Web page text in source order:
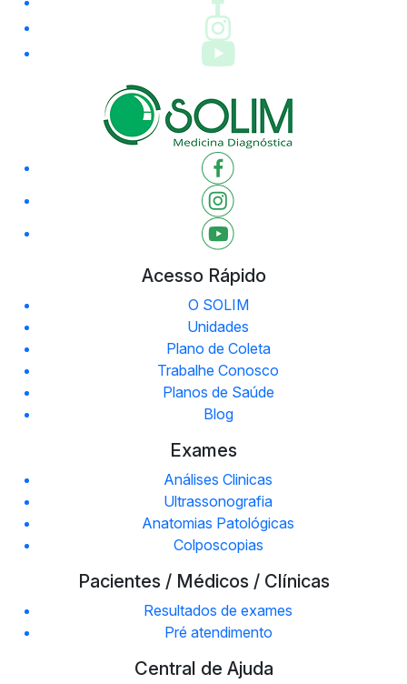
Acesso Rápido
O SOLIM
Unidades
Plano de Coleta
Trabalhe Conosco
Planos de Saúde
Blog
Exames
Análises Clinicas
Ultrassonografia
Anatomias Patológicas
Colposcopias
Pacientes / Médicos / Clínicas
Resultados de exames
Pré atendimento
Central de Ajuda